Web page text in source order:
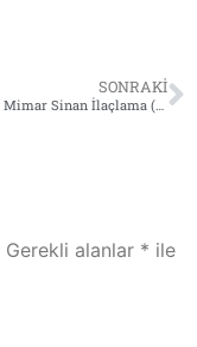
SONRAKI
Çekmeköy Mimar Sinan İlaçlama (Tel: 0532 564 18 95)
Gerekli alanlar * ile